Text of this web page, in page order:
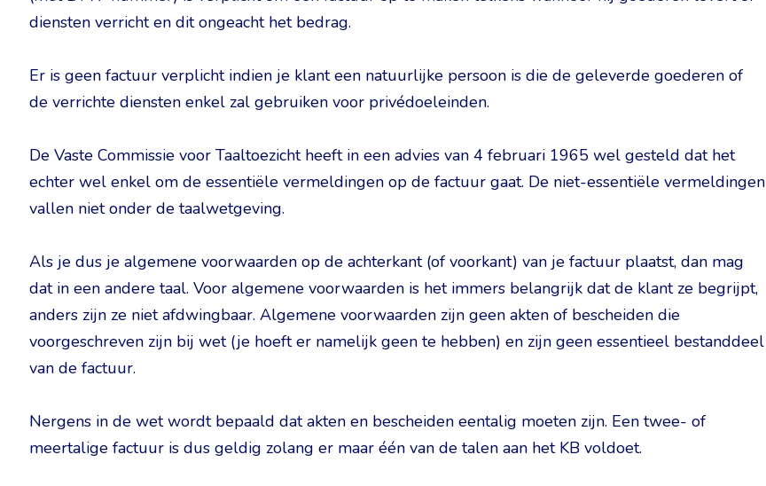
diensten verricht en dit ongeacht het bedrag.
Er is geen factuur verplicht indien je klant een natuurlijke persoon is die de geleverde goederen of
de verrichte diensten enkel zal gebruiken voor privédoeleinden.
De Vaste Commissie voor Taaltoezicht heeft in een advies van 4 februari 1965 wel gesteld dat het
echter wel enkel om de essentiële vermeldingen op de factuur gaat. De niet-essentiële vermeldingen
vallen niet onder de taalwetgeving.
Als je dus je algemene voorwaarden op de achterkant (of voorkant) van je factuur plaatst, dan mag
dat in een andere taal. Voor algemene voorwaarden is het immers belangrijk dat de klant ze begrijpt,
anders zijn ze niet afdwingbaar. Algemene voorwaarden zijn geen akten of bescheiden die
voorgeschreven zijn bij wet (je hoeft er namelijk geen te hebben) en zijn geen essentieel bestanddeel
van de factuur.
Nergens in de wet wordt bepaald dat akten en bescheiden eentalig moeten zijn. Een twee- of
meertalige factuur is dus geldig zolang er maar één van de talen aan het KB voldoet.